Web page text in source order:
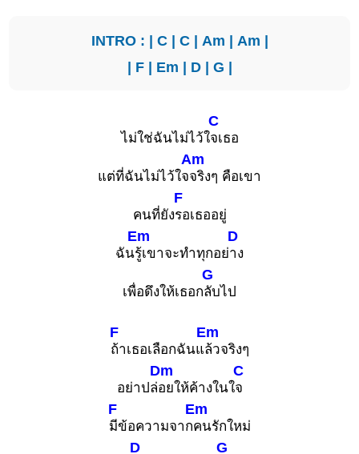
INTRO : | C| C| Am | Am |
| F| Em | D| G |
ไม่ใช่ฉันไม่ไว้ใ
C
จเธอ
แต่ที่ฉันไม่ไว้ใจ
Am
จริงๆ คือเขา
คนที่ยัง
F
รอเธออยู่
ฉัน
Em
รู้เขาจะทำทุกอย่
D
าง
เพื่อดึงให้เธอก
G
ลับไป
F
ถ้าเธอเลือกฉันแ
Em
ล้วจริงๆ
อย่าปล่
Dm
อยให้ค้างในใ
C
จ
F
มีข้อความจาก
Em
คนรักใหม่
D G